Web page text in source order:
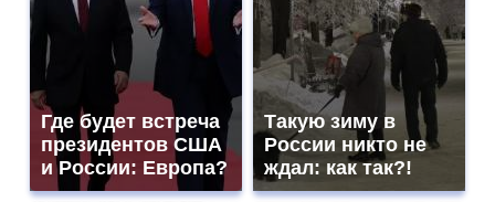
Где будет встреча
президентов США
и России: Европа?
Такую зиму в
России никто не
ждал: как так?!